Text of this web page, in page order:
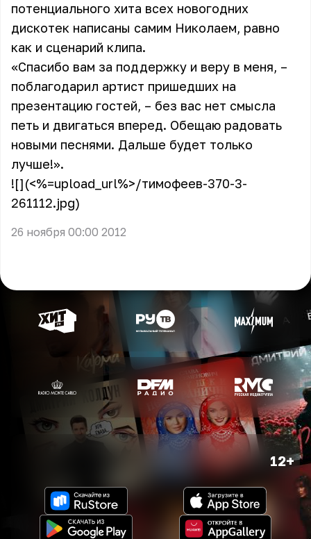
потенциального хита всех новогодних
дискотек написаны самим Николаем, равно
как и сценарий клипа.
«Спасибо вам за поддержку и веру в меня, –
поблагодарил артист пришедших на
презентацию гостей, – без вас нет смысла
петь и двигаться вперед. Обещаю радовать
новыми песнями. Дальше будет только
лучше!».
![](<%=upload_url%>/тимофеев-370-3-
261112.jpg)
26 ноября 00:00 2012
12+